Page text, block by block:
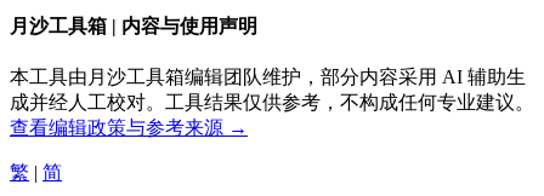
月沙工具箱 | 内容与使用声明
本工具由月沙工具箱编辑团队维护，部分内容采用 AI 辅助生
成并经人工校对。工具结果仅供参考，不构成任何专业建议。
查看编辑政策与参考来源 →
繁 | 简